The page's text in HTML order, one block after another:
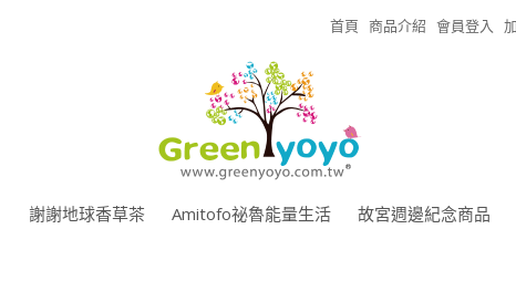
首頁 商品介紹 會員登入
謝謝地球香草茶 Amitofo祕魯能量生活 故宮週邊紀念商品